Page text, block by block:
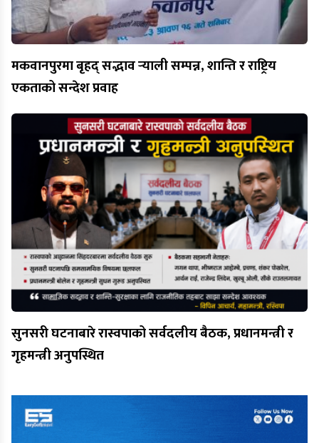
मकवानपुरमा बृहद् सद्भाव र्‍याली सम्पन्न, शान्ति र राष्ट्रिय
एकताको सन्देश प्रवाह
सुनसरी घटनाबारे रास्वपाको सर्वदलीय बैठक, प्रधानमन्त्री र
गृहमन्त्री अनुपस्थित